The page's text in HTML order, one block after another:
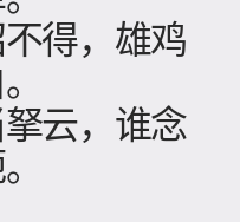
得，雄鸡
云，谁念